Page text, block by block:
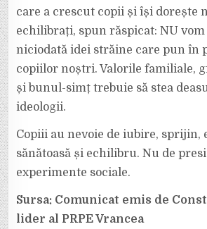
care a crescut copii și își dorește
echilibrați, spun răspicat: NU vom
niciodată idei străine care pun în
copiilor noștri. Valorile familiale,
și bunul-simț trebuie să stea
ideologii.
Copiii au nevoie de iubire, sprijin,
sănătoasă și echilibru. Nu de
experimente sociale.
Sursa: Comunicat emis de
lider al PRPE Vrancea